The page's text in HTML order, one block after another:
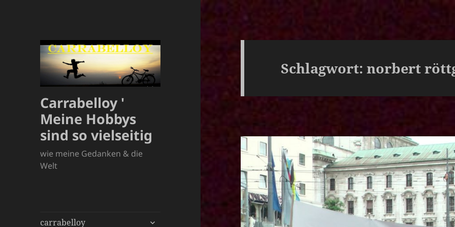
Carrabelloy '
Meine Hobbys
sind so vielseitig
wie meine Gedanken & die
Welt
carrabelloy
untermenü
Schlagwort:norbert